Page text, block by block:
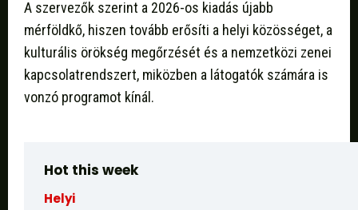
A szervezők szerint a 2026-os kiadás újabb
mérföldkő, hiszen tovább erősíti a helyi közösséget, a
kulturális örökség megőrzését és a nemzetközi zenei
kapcsolatrendszert, miközben a látogatók számára is
vonzó programot kínál.
Hot this week
Helyi